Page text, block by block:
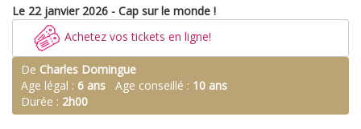
Le 22 janvier 2026 - Cap sur le monde !
Achetez vos tickets en ligne!
De Charles Domingue
Age légal : 6 ans Age conseillé : 10 ans
Durée : 2h00